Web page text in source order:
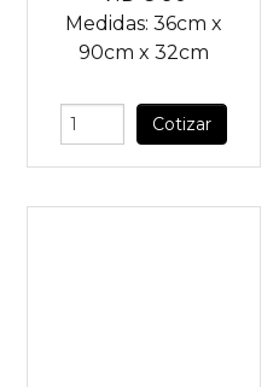
Medidas: 36cm x
90cm x 32cm
Cotizar